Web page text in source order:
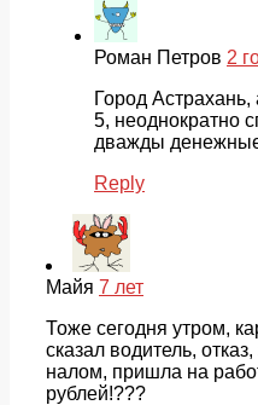
Роман Петров 2
Город
5, неоднократно
дважды
Reply
Майя 7 лет
Тоже сегодня утром,
сказал водитель,
налом, пришла на
рублей!???